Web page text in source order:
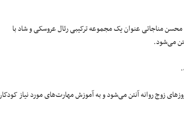
مناجاتی عنوان یک مجموعه ترکیبی رئال عروسکی و شاد با
تاک» به تهیه‌کنندگی امیر فکری از تولیدات جدید شبکه دو است که از ۱۴ تیر روزهای زوج روانه آنتن می‌شود و به آموزش مهارت‌های مورد نیاز